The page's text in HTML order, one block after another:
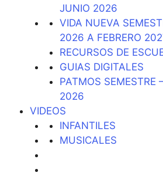
JUNIO 2026
VIDA NUEVA
2026 A FEBRERO
RECURSOS DE
GUIAS DIGITALES
PATMOS SEMESTRE
2026
VIDEOS
INFANTILES
MUSICALES